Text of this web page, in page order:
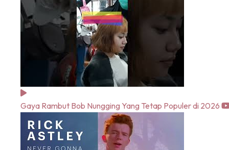
Gaya Rambut Bob Nungging Yang Tetap Populer di 2026